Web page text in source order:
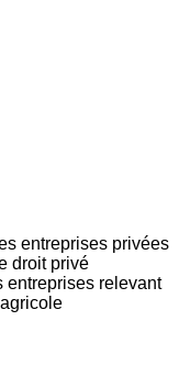
entreprises privées
droit privé
entreprises relevant